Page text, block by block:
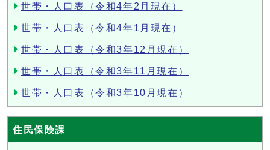
世帯・人口表（令和4年2月現在）
世帯・人口表（令和4年1月現在）
世帯・人口表（令和3年12月現在）
世帯・人口表（令和3年11月現在）
世帯・人口表（令和3年10月現在）
住民保険課